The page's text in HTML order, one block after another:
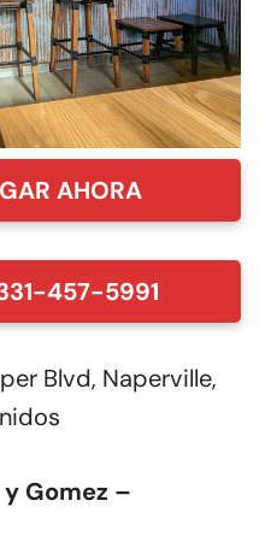
AHORA
457-5991
Blvd, Naperville,
Gomez –